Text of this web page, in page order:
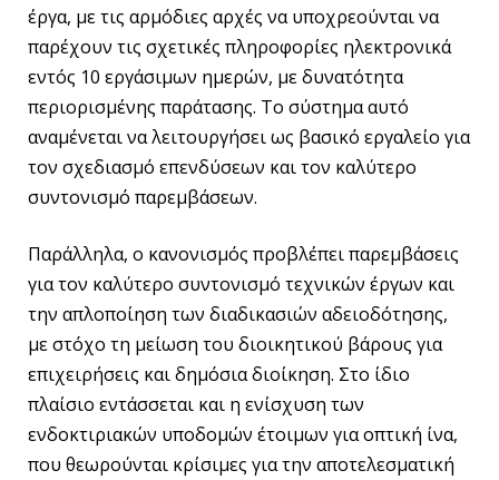
έργα, με τις αρμόδιες αρχές να υποχρεούνται να
παρέχουν τις σχετικές πληροφορίες ηλεκτρονικά
εντός 10 εργάσιμων ημερών, με δυνατότητα
περιορισμένης παράτασης. Το σύστημα αυτό
αναμένεται να λειτουργήσει ως βασικό εργαλείο για
τον σχεδιασμό επενδύσεων και τον καλύτερο
συντονισμό παρεμβάσεων.
Παράλληλα, ο κανονισμός προβλέπει παρεμβάσεις
για τον καλύτερο συντονισμό τεχνικών έργων και
την απλοποίηση των διαδικασιών αδειοδότησης,
με στόχο τη μείωση του διοικητικού βάρους για
επιχειρήσεις και δημόσια διοίκηση. Στο ίδιο
πλαίσιο εντάσσεται και η ενίσχυση των
ενδοκτιριακών υποδομών έτοιμων για οπτική ίνα,
που θεωρούνται κρίσιμες για την αποτελεσματική